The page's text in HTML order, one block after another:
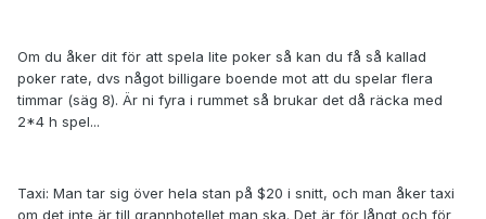
Om du åker dit för att spela lite poker så kan du få så kallad
poker rate, dvs något billigare boende mot att du spelar flera
timmar (säg 8). Är ni fyra i rummet så brukar det då räcka med
2*4 h spel...
Taxi: Man tar sig över hela stan på $20 i snitt, och man åker taxi
om det inte är till grannhotellet man ska. Det är för långt och för